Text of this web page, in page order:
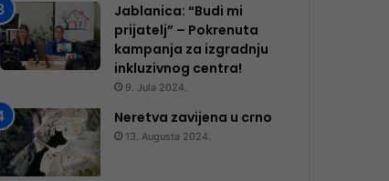
Jablanica: “Budi mi
prijatelj” – Pokrenuta
kampanja za izgradnju
inkluzivnog centra!
9. Jula 2024.
Neretva zavijena u crno
13. Augusta 2024.